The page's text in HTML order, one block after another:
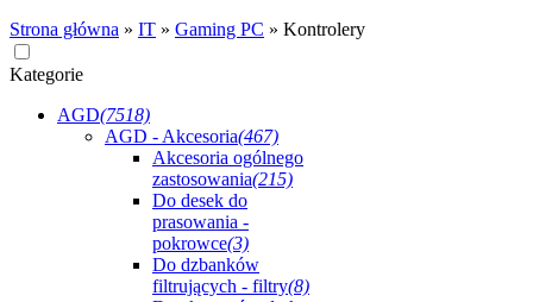
Strona główna » IT » Gaming PC » Kontrolery
Kategorie
AGD(7518)
AGD - Akcesoria(467)
Akcesoria ogólnego
zastosowania(215)
Do desek do
prasowania -
pokrowce(3)
Do dzbanków
filtrujących - filtry(8)